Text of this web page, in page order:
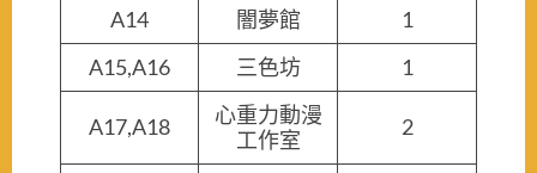
A14 闇夢館
1
A15,A16
三色坊 1
A17,A18
心重力動漫
工作室
2